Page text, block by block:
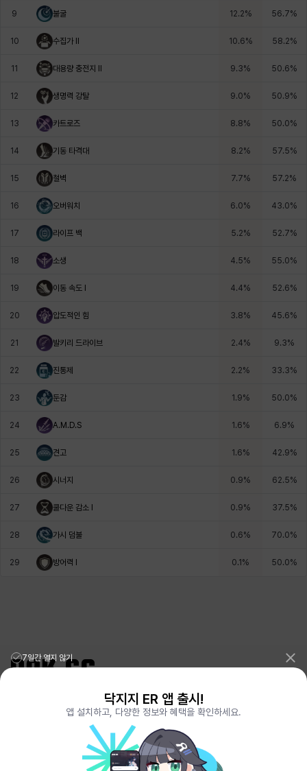
9 불굴 12.2% 56.7%
10 수집가 II 10.6% 58.2%
11 대용량 충전지 Il 9.3% 50.6%
12 생명력 강탈 9.0% 50.9%
13 카트로즈 8.8% 50.0%
14 기동 타격대 8.2% 57.5%
15 철벽 7.7% 57.2%
16 오버워치 6.0% 43.0%
17 라이프 백 5.2% 52.7%
18 소생 4.5% 55.0%
19 이동 속도 I 4.4% 52.6%
20 압도적인 힘 3.8% 45.6%
21 발키리 드라이브 2.4% 9.3%
22 진통제 2.2% 33.3%
23 둔감 1.9% 50.0%
24 A.M.D.S 1.6% 6.9%
25 견고 1.6% 42.9%
26 시너지 0.9% 62.5%
27 쿨다운 감소 I 0.9% 37.5%
28 가시 덤불 0.6% 70.0%
29 방어력 I 0.1 % 50.0%
리그오브레전드 전적검색 포로지지PORO.GG
전략적팀전투 TFT 전적검색 롤체지지 LOLCHESS.GG
메이플스토리 종합통계MAPLE.GG
VALORANT.DAK.GG
배틀그라운드 전적검색PUBG.DAK.GG
7일간 열지 않기
닥지지 ER 앱 출시!
앱 설치하고, 다양한 정보와 혜택을 확인하세요.